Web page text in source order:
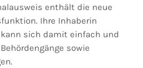
enthält die neue
Ihre Inhaberin
sich damit einfach und
sowie